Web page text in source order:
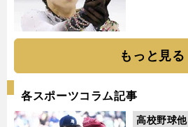
もっと見る
各スポーツコラム記事
高校野球他